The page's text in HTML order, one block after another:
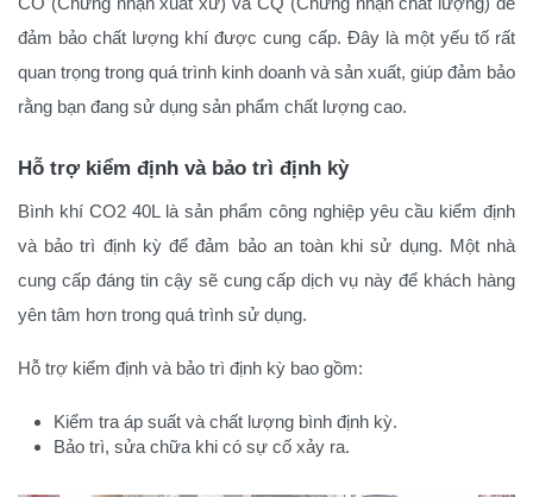
đảm bảo chất lượng khí được cung cấp. Đây là một yếu tố rất
quan trọng trong quá trình kinh doanh và sản xuất, giúp đảm bảo
rằng bạn đang sử dụng sản phẩm chất lượng cao.
Hỗ trợ kiểm định và bảo trì định kỳ
Bình khí CO2 40L là sản phẩm công nghiệp yêu cầu kiểm định
và bảo trì định kỳ để đảm bảo an toàn khi sử dụng. Một nhà
cung cấp đáng tin cậy sẽ cung cấp dịch vụ này để khách hàng
yên tâm hơn trong quá trình sử dụng.
Hỗ trợ kiểm định và bảo trì định kỳ bao gồm:
Kiểm tra áp suất và chất lượng bình định kỳ.
Bảo trì, sửa chữa khi có sự cố xảy ra.